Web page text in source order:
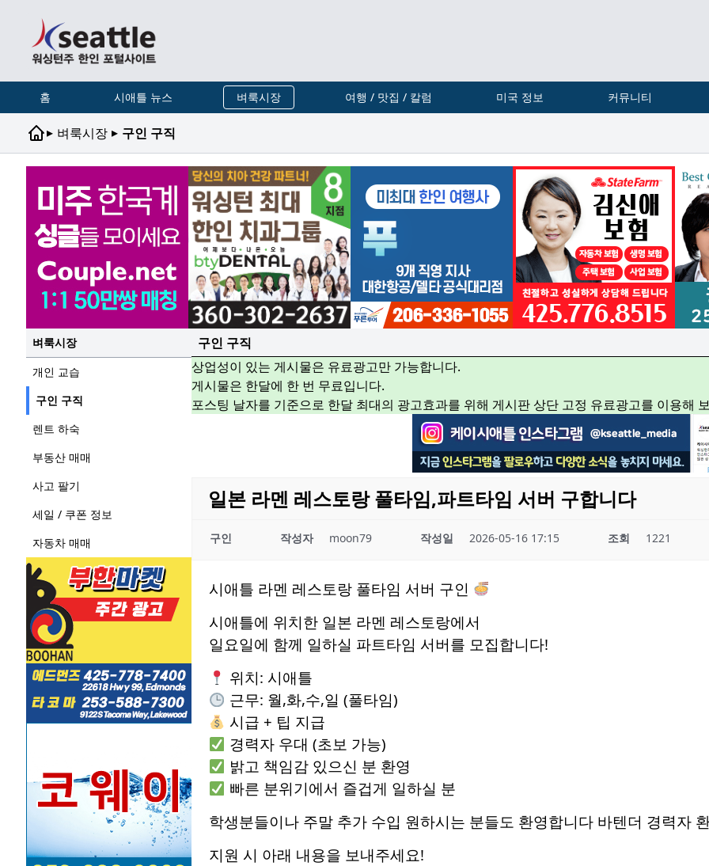
홈 시애틀 뉴스 벼룩시장 여행 / 맛집 / 칼럼 미국 정보 커뮤니티
▸ 벼룩시장 ▸ 구인 구직
벼룩시장
개인 교습
구인 구직
렌트 하숙
부동산 매매
사고 팔기
세일 / 쿠폰 정보
자동차 매매
구인 구직
상업성이 있는 게시물은 유료광고만 가능합니다.
게시물은 한달에 한 번 무료입니다.
포스팅 날자를 기준으로 한달 최대의 광고효과를 위해 게시판 상단 고정 유료광고를 이용해
일본 라멘 레스토랑 풀타임,파트타임 서버 구합니다
구인 작성자 moon79 작성일 2026-05-16 17:15 조회 1221
시애틀 라멘 레스토랑 풀타임 서버 구인
시애틀에 위치한 일본 라멘 레스토랑에서
일요일에 함께 일하실 파트타임 서버를 모집합니다!
위치: 시애틀
근무: 월,화,수,일 (풀타임)
시급 + 팁 지급
경력자 우대 (초보 가능)
밝고 책임감 있으신 분 환영
빠른 분위기에서 즐겁게 일하실 분
학생분들이나 주말 추가 수입 원하시는 분들도 환영합니다 바텐더 경력자
지원 시 아래 내용을 보내주세요!